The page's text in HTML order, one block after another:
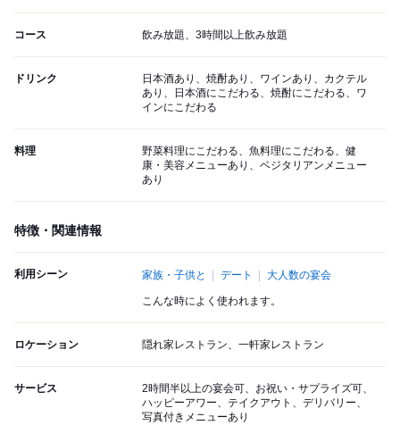
コース 飲み放題、3時間以上飲み放題
ドリンク
日本酒あり、焼酎あり、ワインあり、カクテル
あり、日本酒にこだわる、焼酎にこだわる、ワ
インにこだわる
料理
野菜料理にこだわる、魚料理にこだわる、健
康・美容メニューあり、ベジタリアンメニュー
あり
特徴・関連情報
利用シーン 家族・子供と デート 大人数の宴会
こんな時によく使われます。
ロケーション 隠れ家レストラン、一軒家レストラン
サービス
2時間半以上の宴会可、お祝い・サプライズ可、
ハッピーアワー、テイクアウト、デリバリー、
写真付きメニューあり